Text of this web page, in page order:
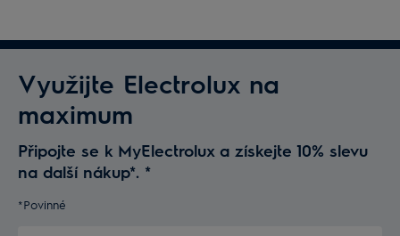
Využijte Electrolux na
maximum
Připojte se k MyElectrolux a získejte 10% slevu
na další nákup*. *
*Povinné